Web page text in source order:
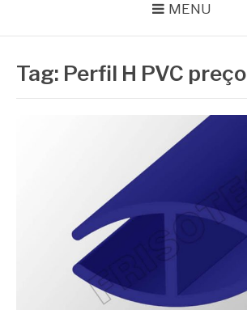
MENU
Tag: Perfil H PVC preço